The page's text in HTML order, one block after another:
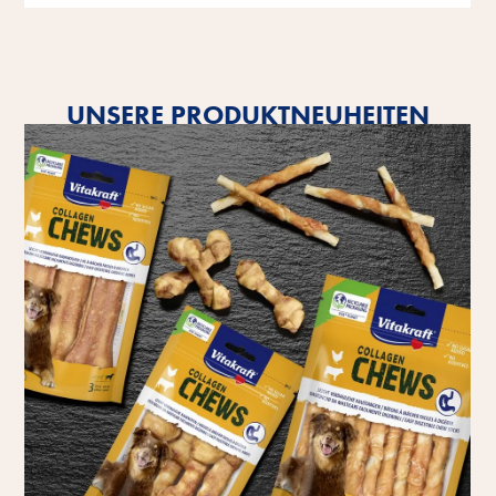
UNSERE PRODUKTNEUHEITEN